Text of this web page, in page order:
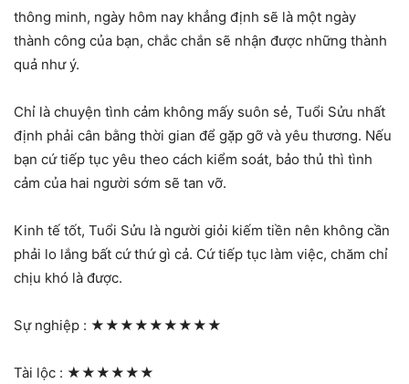
thông minh, ngày hôm nay khẳng định sẽ là một ngày
thành công của bạn, chắc chắn sẽ nhận được những thành
quả như ý.
Chỉ là chuyện tình cảm không mấy suôn sẻ, Tuổi Sửu nhất
định phải cân bằng thời gian để gặp gỡ và yêu thương. Nếu
bạn cứ tiếp tục yêu theo cách kiểm soát, bảo thủ thì tình
cảm của hai người sớm sẽ tan vỡ.
Kinh tế tốt, Tuổi Sửu là người giỏi kiếm tiền nên không cần
phải lo lắng bất cứ thứ gì cả. Cứ tiếp tục làm việc, chăm chỉ
chịu khó là được.
Sự nghiệp : ★★★★★★★★★
Tài lộc : ★★★★★★